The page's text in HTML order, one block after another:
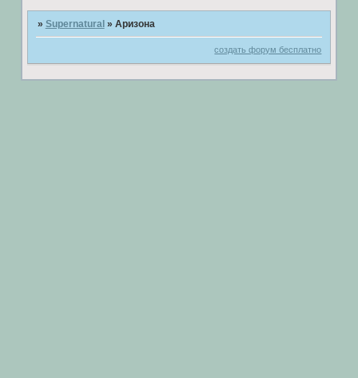
» Supernatural » Аризона
создать форум бесплатно